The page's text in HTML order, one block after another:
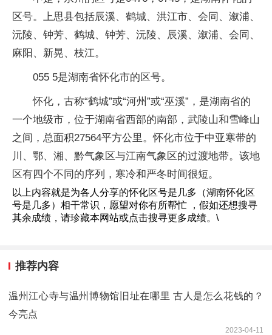
区号。上思县包括辰溪、鹤城、洪江市、会同、溆浦、
沅陵、钟芳、鹤城、钟芳、沅陵、辰溪、溆浦、会同、
麻阳、新晃、枝江。
055 5是湖南省怀化市的区号。
怀化，古称“鹤城”或“河州”或“巫溪”，是湖南省的
一个地级市，位于湖南省西部的南部，武陵山和雪峰山
之间，总面积27564平方公里。怀化市位于中亚寒带的
川、鄂、湘、黔气象区与江南气象区的过渡地带。该地
区有四个不同的序列，寒冷和严冬时间很短。
以上内容就是为各人分享的怀化区号是几多（湖南怀化区
号是几多）相干常识，愿望对你有所帮忙 ，假如还想搜寻
其余成绩，请珍藏本网站或点击搜寻更多成绩。\
推荐内容
温州江心寺与温州博物馆旧址在哪里 古人是怎么花钱的？
今亮点
2023-04-11